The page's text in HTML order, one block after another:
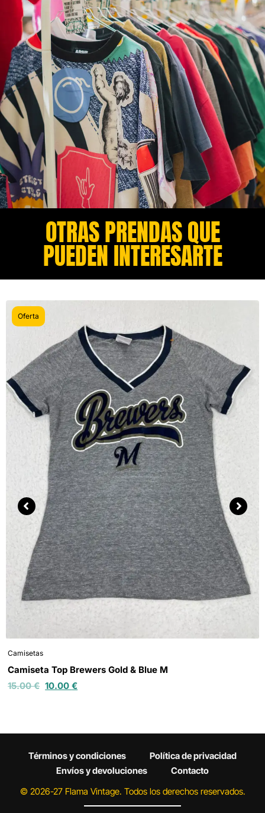
OTRAS PRENDAS QUE
PUEDEN INTERESARTE​
Oferta
Camisetas
Camiseta Top Brewers Gold & Blue M
15.00€ 10.00€
Términos y condiciones
Política de privacidad
Envíos y devoluciones
Contacto
© 2026-27 Flama Vintage. Todos los derechos reservados.